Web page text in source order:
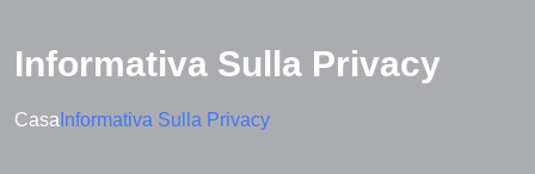
Informativa Sulla Privacy
Casa Informativa Sulla Privacy